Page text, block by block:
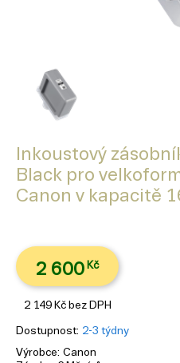
Inkoustový
Black pro
Canon v kapacitě
2 600 Kč
2 149 Kč bez DPH
Dostupnost 2-3 týdny
Výrobce Canon